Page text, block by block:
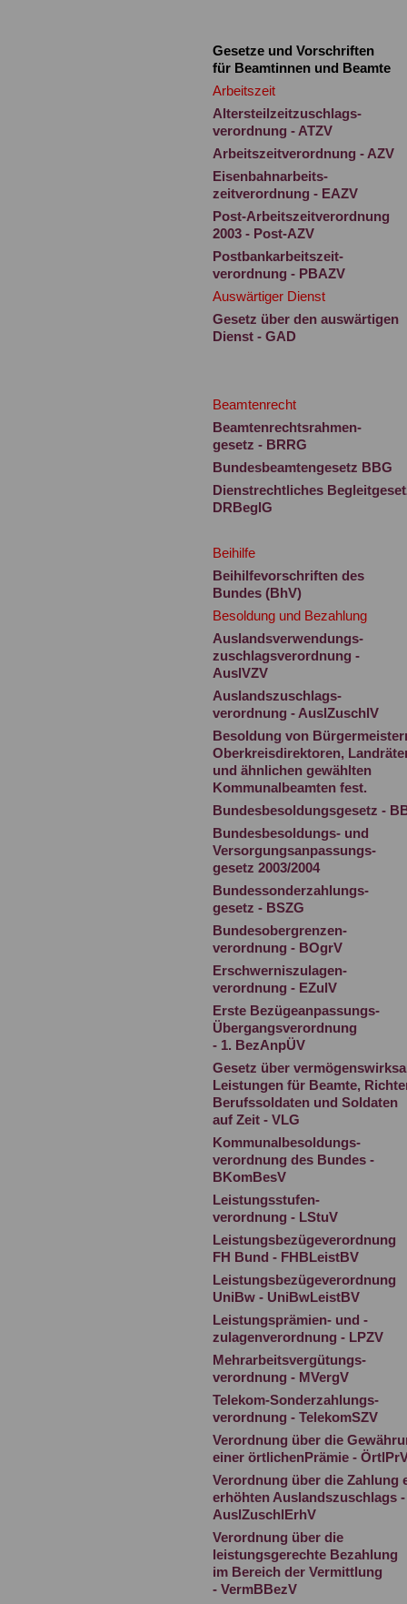
Gesetze und Vorschriften
für Beamtinnen und Beamte
Arbeitszeit
Altersteilzeitzuschlags-
verordnung - ATZV
Arbeitszeitverordnung - AZV
Eisenbahnarbeits-
zeitverordnung - EAZV
Post-Arbeitszeitverordnung
2003 - Post-AZV
Postbankarbeitszeit-
verordnung - PBAZV
Auswärtiger Dienst
Gesetz über den auswärtigen
Dienst - GAD
Beamtenrecht
Beamtenrechtsrahmen-
gesetz - BRRG
Bundesbeamtengesetz BBG
Dienstrechtliches
DRBeglG
Beihilfe
Beihilfevorschriften des
Bundes (BhV)
Besoldung und Bezahlung
Auslandsverwendungs-
zuschlagsverordnung -
AuslVZV
Auslandszuschlags-
verordnung - AuslZuschlV
Besoldung von
Oberkreisdirektoren,
und ähnlichen gewählten
Kommunalbeamten fest.
Bundesbesoldungsgesetz -
Bundesbesoldungs- und
Versorgungsanpassungs-
gesetz 2003/2004
Bundessonderzahlungs-
gesetz - BSZG
Bundesobergrenzen-
verordnung - BOgrV
Erschwerniszulagen-
verordnung - EZulV
Erste Bezügeanpassungs-
Übergangsverordnung
- 1. BezAnpÜV
Gesetz über
Leistungen für Beamte,
Berufssoldaten und Soldaten
auf Zeit - VLG
Kommunalbesoldungs-
verordnung des Bundes -
BKomBesV
Leistungsstufen-
verordnung - LStuV
Leistungsbezügeverordnung
FH Bund - FHBLeistBV
Leistungsbezügeverordnung
UniBw - UniBwLeistBV
Leistungsprämien- und -
zulagenverordnung - LPZV
Mehrarbeitsvergütungs-
verordnung - MVergV
Telekom-Sonderzahlungs-
verordnung - TelekomSZV
Verordnung über die
einer örtlichenPrämie -
Verordnung über die Zahlung
erhöhten Auslandszuschlags -
AuslZuschlErhV
Verordnung über die
leistungsgerechte Bezahlung
im Bereich der Vermittlung
- VermBBezV